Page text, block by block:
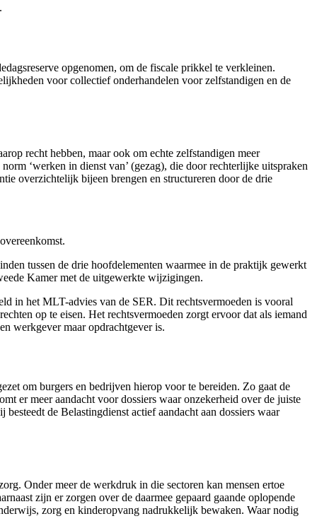
opgenomen, om de fiscale prikkel te verkleinen.
voor collectief onderhandelen voor zelfstandigen en de
recht hebben, maar ook om echte zelfstandigen meer
‘werken in dienst van’ (gezag), die door rechterlijke uitspraken
overzichtelijk bijeen brengen en structureren door de drie
tussen de drie hoofdelementen waarmee in de praktijk gewerkt
Kamer met de uitgewerkte wijzigingen.
in het MLT-advies van de SER. Dit rechtsvermoeden is vooral
op te eisen. Het rechtsvermoeden zorgt ervoor dat als iemand
werkgever maar opdrachtgever is.
om burgers en bedrijven hierop voor te bereiden. Zo gaat de
er meer aandacht voor dossiers waar onzekerheid over de juiste
de Belastingdienst actief aandacht aan dossiers waar
Onder meer de werkdruk in die sectoren kan mensen ertoe
zijn er zorgen over de daarmee gepaard gaande oplopende
zorg en kinderopvang nadrukkelijk bewaken. Waar nodig